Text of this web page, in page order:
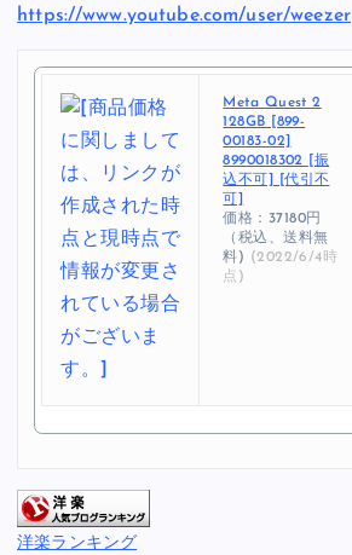
https://www.youtube.com/user/weezer
Meta Quest 2
128GB [899-
00183-02]
8990018302 [振
込不可] [代引不
可]
価格：37180円
（税込、送料無
料) (2022/6/4時
点)
洋楽ランキング